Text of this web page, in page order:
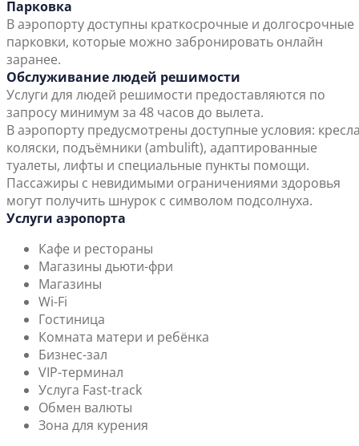
Парковка
В аэропорту доступны краткосрочные и долгосрочные
парковки, которые можно забронировать онлайн
заранее.
Обслуживание людей решимости
Услуги для людей решимости предоставляются по
запросу минимум за 48 часов до вылета.
В аэропорту предусмотрены доступные условия:
коляски, подъёмники (ambulift), адаптированные
туалеты, лифты и специальные пункты помощи.
Пассажиры с невидимыми ограничениями здоровья
могут получить шнурок с символом подсолнуха.
Услуги аэропорта
Кафе и рестораны
Магазины дьюти-фри
Магазины
Wi-Fi
Гостиница
Комната матери и ребёнка
Бизнес-зал
VIP-терминал
Услуга Fast-track
Обмен валюты
Зона для курения